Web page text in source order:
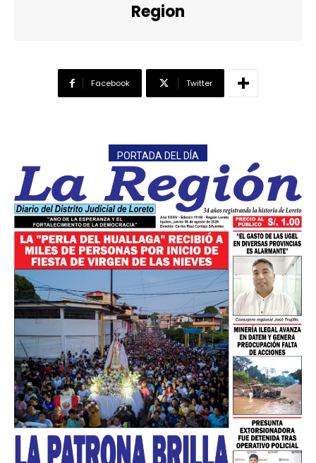
Region
Facebook Twitter
PORTADA DEL DÍA